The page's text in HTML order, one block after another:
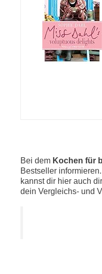
Bei dem Kochen für
Bestseller
kannst dir hier auch
dein Vergleichs- und